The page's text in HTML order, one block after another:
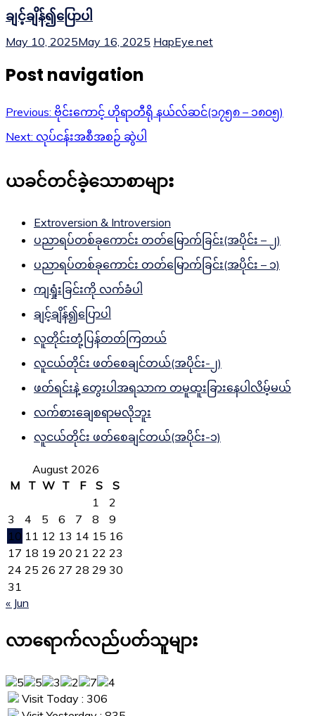
ချင့်ချိန်၍ပြောပါ
May 10, 2025May 16, 2025 HapEye.net
Post navigation
Previous: ဗိုင်းကောင့် ဟိုရာတီရို နယ်လ်ဆင်(၁၇၅၈ – ၁၈၀၅)
Next: လုပ်ငန်းအစီအစဉ် ဆွဲပါ
ယခင်တင်ခဲ့သောစာများ
Extroversion & Introversion
ပညာရပ်တစ်ခုကောင်း တတ်မြောက်ခြင်း(အပိုင်း – ၂)
ပညာရပ်တစ်ခုကောင်း တတ်မြောက်ခြင်း(အပိုင်း – ၁)
ကျရှုံးခြင်းကို လက်ခံပါ
ချင့်ချိန်၍ပြောပါ
လူတိုင်းတုံ့ပြန်တတ်ကြတယ်
လူငယ်တိုင်း ဖတ်စေချင်တယ်(အပိုင်း-၂)
ဖတ်ရင်းနဲ့ တွေးပါအရသာက တမူထူးခြားနေပါလိမ့်မယ်
လက်စားချေစရာမလိုဘူး
လူငယ်တိုင်း ဖတ်စေချင်တယ်(အပိုင်း-၁)
August 2026
M
T W T F S
S
1
2
3
4 5 6 7 8
9
10 11 12 13 14 15 16
17 18 19 20 21 22 23
24 25 26 27 28 29 30
31
« Jun
လာရောက်လည်ပတ်သူများ
Visit Today : 306